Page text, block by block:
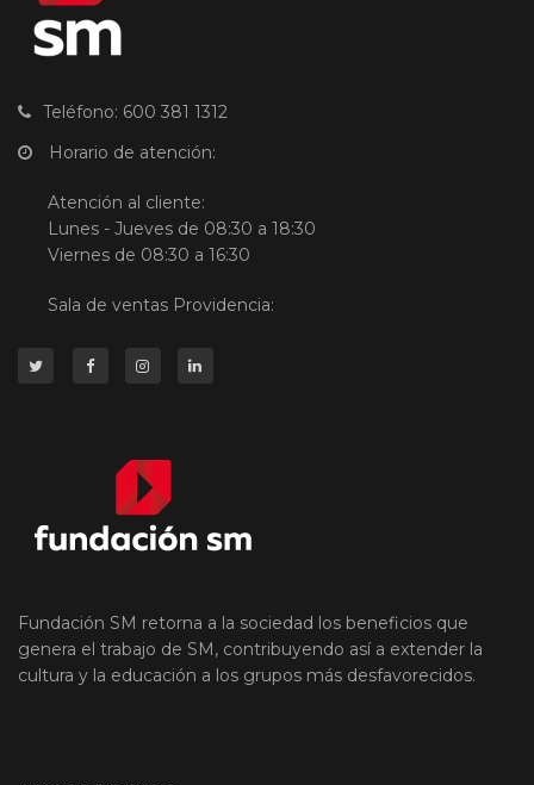
Teléfono: 600 381 1312
Horario de atención:
Atención al cliente:
Lunes - Jueves de 08:30 a 18:30
Viernes de 08:30 a 16:30
Sala de ventas Providencia:
Fundación SM retorna a la sociedad los beneficios que
genera el trabajo de SM, contribuyendo así a extender la
cultura y la educación a los grupos más desfavorecidos.